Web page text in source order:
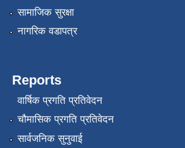
सामाजिक सुरक्षा
नागरिक वडापत्र
Reports
वार्षिक प्रगति प्रतिवेदन
चौमासिक प्रगति प्रतिवेदन
सार्वजनिक सुनुवाई